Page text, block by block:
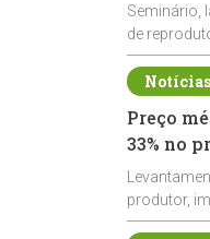
Seminário,
de
durante a
Preço
33% no
produtor,
de leite cru